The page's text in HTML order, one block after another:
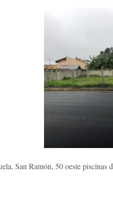
San Ramón, 50 oeste piscinas